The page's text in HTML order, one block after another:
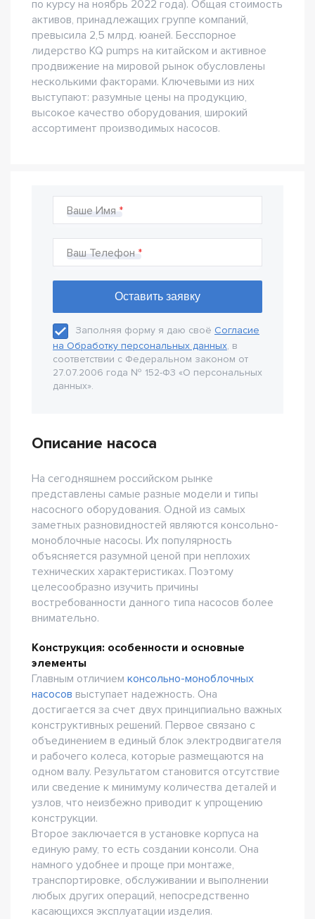
по курсу на ноябрь 2022 года). Общая стоимость
активов, принадлежащих группе компаний,
превысила 2,5 млрд. юаней. Бесспорное
лидерство KQ pumps на китайском и активное
продвижение на мировой рынок обусловлены
несколькими факторами. Ключевыми из них
выступают: разумные цены на продукцию,
высокое качество оборудования, широкий
ассортимент производимых насосов.
Ваше Имя
Ваш Телефон
Заполняя форму я даю своё Согласие
на Обработку персональных данных, в
соответствии с Федеральном законом от
27.07.2006 года № 152-Ф3 «О персональных
данных».
Описание насоса
На сегодняшнем российском рынке
представлены самые разные модели и типы
насосного оборудования. Одной из самых
заметных разновидностей являются консольно-
моноблочные насосы. Их популярность
объясняется разумной ценой при неплохих
технических характеристиках. Поэтому
целесообразно изучить причины
востребованности данного типа насосов более
внимательно.
Конструкция: особенности и основные
элементы
Главным отличием консольно-моноблочных
насосов выступает надежность. Она
достигается за счет двух принципиально важных
конструктивных решений. Первое связано с
объединением в единый блок электродвигателя
и рабочего колеса, которые размещаются на
одном валу. Результатом становится отсутствие
или сведение к минимуму количества деталей и
узлов, что неизбежно приводит к упрощению
конструкции.
Второе заключается в установке корпуса на
единую раму, то есть создании консоли. Она
намного удобнее и проще при монтаже,
транспортировке, обслуживании и выполнении
любых других операций, непосредственно
касающихся эксплуатации изделия.